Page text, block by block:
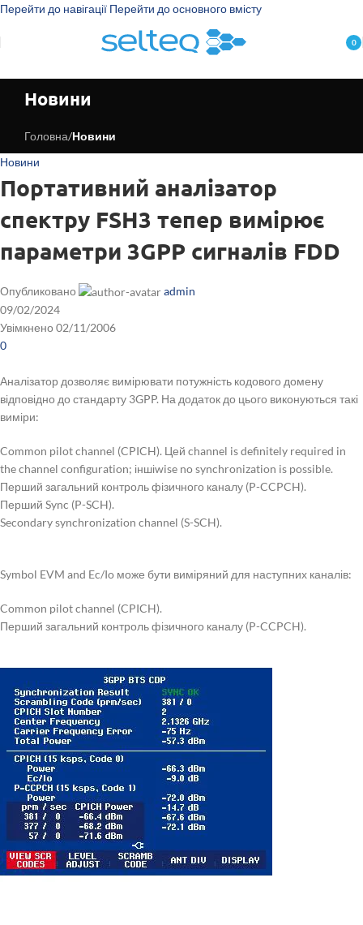
Перейти до навігації Перейти до основного вмісту
0
Новини
Головна/Новини
Новини
Портативний аналізатор
спектру FSH3 тепер вимірює
параметри 3GPP сигналів FDD
Опубликовано
admin
09/02/2024
Увімкнено 02/11/2006
0
Аналізатор дозволяє вимірювати потужність кодового домену
відповідно до стандарту 3GPP. На додаток до цього виконуються такі
виміри:
Common pilot channel (CPICH). Цей channel is definitely required in
the channel configuration; іншіwise no synchronization is possible.
Перший загальний контроль фізичного каналу (P-CCPCH).
Перший Sync (P-SCH).
Secondary synchronization channel (S-SCH).
Symbol EVM and Ec/Io може бути виміряний для наступних каналів:
Common pilot channel (CPICH).
Перший загальний контроль фізичного каналу (P-CCPCH).